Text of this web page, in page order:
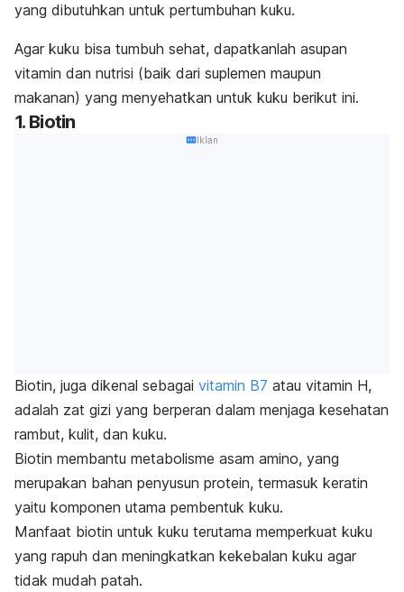
yang dibutuhkan untuk pertumbuhan kuku.
Agar kuku bisa tumbuh sehat, dapatkanlah asupan
vitamin dan nutrisi (baik dari suplemen maupun
makanan) yang menyehatkan untuk kuku berikut ini.
1. Biotin
Iklan
Biotin, juga dikenal sebagai vitamin B7 atau vitamin H,
adalah zat gizi yang berperan dalam menjaga kesehatan
rambut, kulit, dan kuku.
Biotin membantu metabolisme asam amino, yang
merupakan bahan penyusun protein, termasuk keratin
yaitu komponen utama pembentuk kuku.
Manfaat biotin untuk kuku terutama memperkuat kuku
yang rapuh dan meningkatkan kekebalan kuku agar
tidak mudah patah.